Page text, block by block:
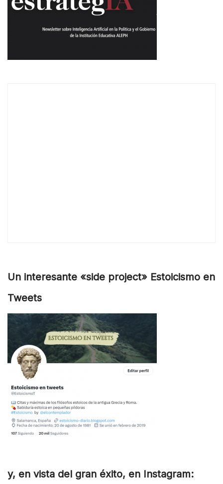
Un interesante «side project» Estoicismo en
Tweets
y, en vista del gran éxito, en Instagram: